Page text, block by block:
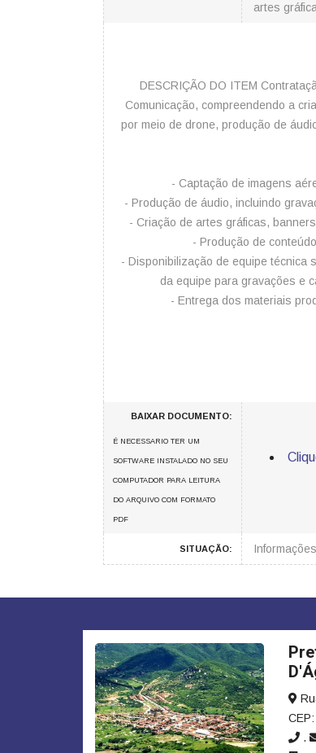
artes
DESCRIÇÃO DO ITEM
Comunicação, compreendendo a
por meio de drone, produção de
- Captação de imagens
- Produção de áudio, incluindo
- Criação de artes gráficas,
- Produção de
- Disponibilização de equipe técnica
da equipe para gravações e
- Entrega dos materiais
BAIXAR DOCUMENTO:
É NECESSARIO TER UM
SOFTWARE INSTALADO NO SEU
COMPUTADOR PARA LEITURA
DO ARQUIVO COM FORMATO
PDF
SITUAÇÃO:
.